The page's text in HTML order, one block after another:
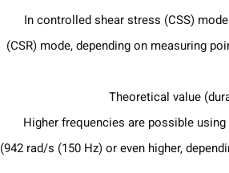
In controlled shear stress (CSS)
(CSR) mode, depending on measuring
Theoretical value
Higher frequencies are possible
(942 rad/s (150 Hz) or even higher,